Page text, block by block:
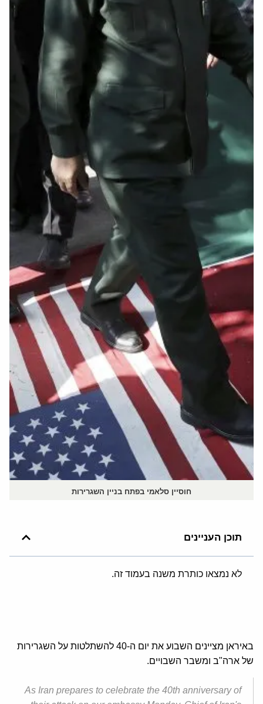
חוסיין סלאמי בפתח בניין השגרירות
תוכן העניינים
לא נמצאו כותרת משנה בעמוד זה.
באיראן מציינים השבוע את יום ה-40 להשתלטות על השגרירות
של ארה"ב ומשבר השבויים.
As Iran prepares to celebrate the 40th anniversary of